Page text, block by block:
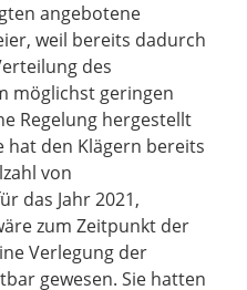
angebotene
weil bereits dadurch
des
möglichst geringen
Regelung hergestellt
hat den Klägern bereits
von
das Jahr 2021,
zum Zeitpunkt der
Verlegung der
gewesen. Sie hatten